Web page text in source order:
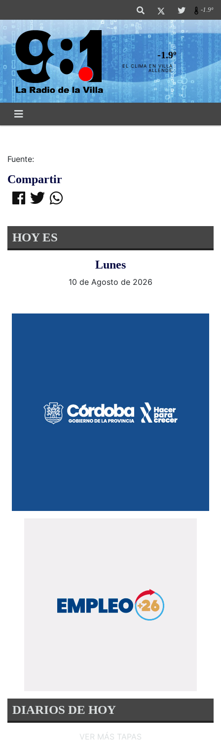
-1.9º
-1.9º
EL CLIMA EN VILLA
ALLENDE
Fuente:
Compartir
HOY ES
Lunes
10 de Agosto de 2026
DIARIOS DE HOY
VER MÁS TAPAS